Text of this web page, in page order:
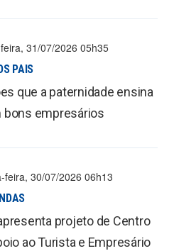
31/07/2026 05h35
PAIS
que a paternidade ensina
empresários
feira, 30/07/2026 06h13
projeto de Centro
ao Turista e Empresário